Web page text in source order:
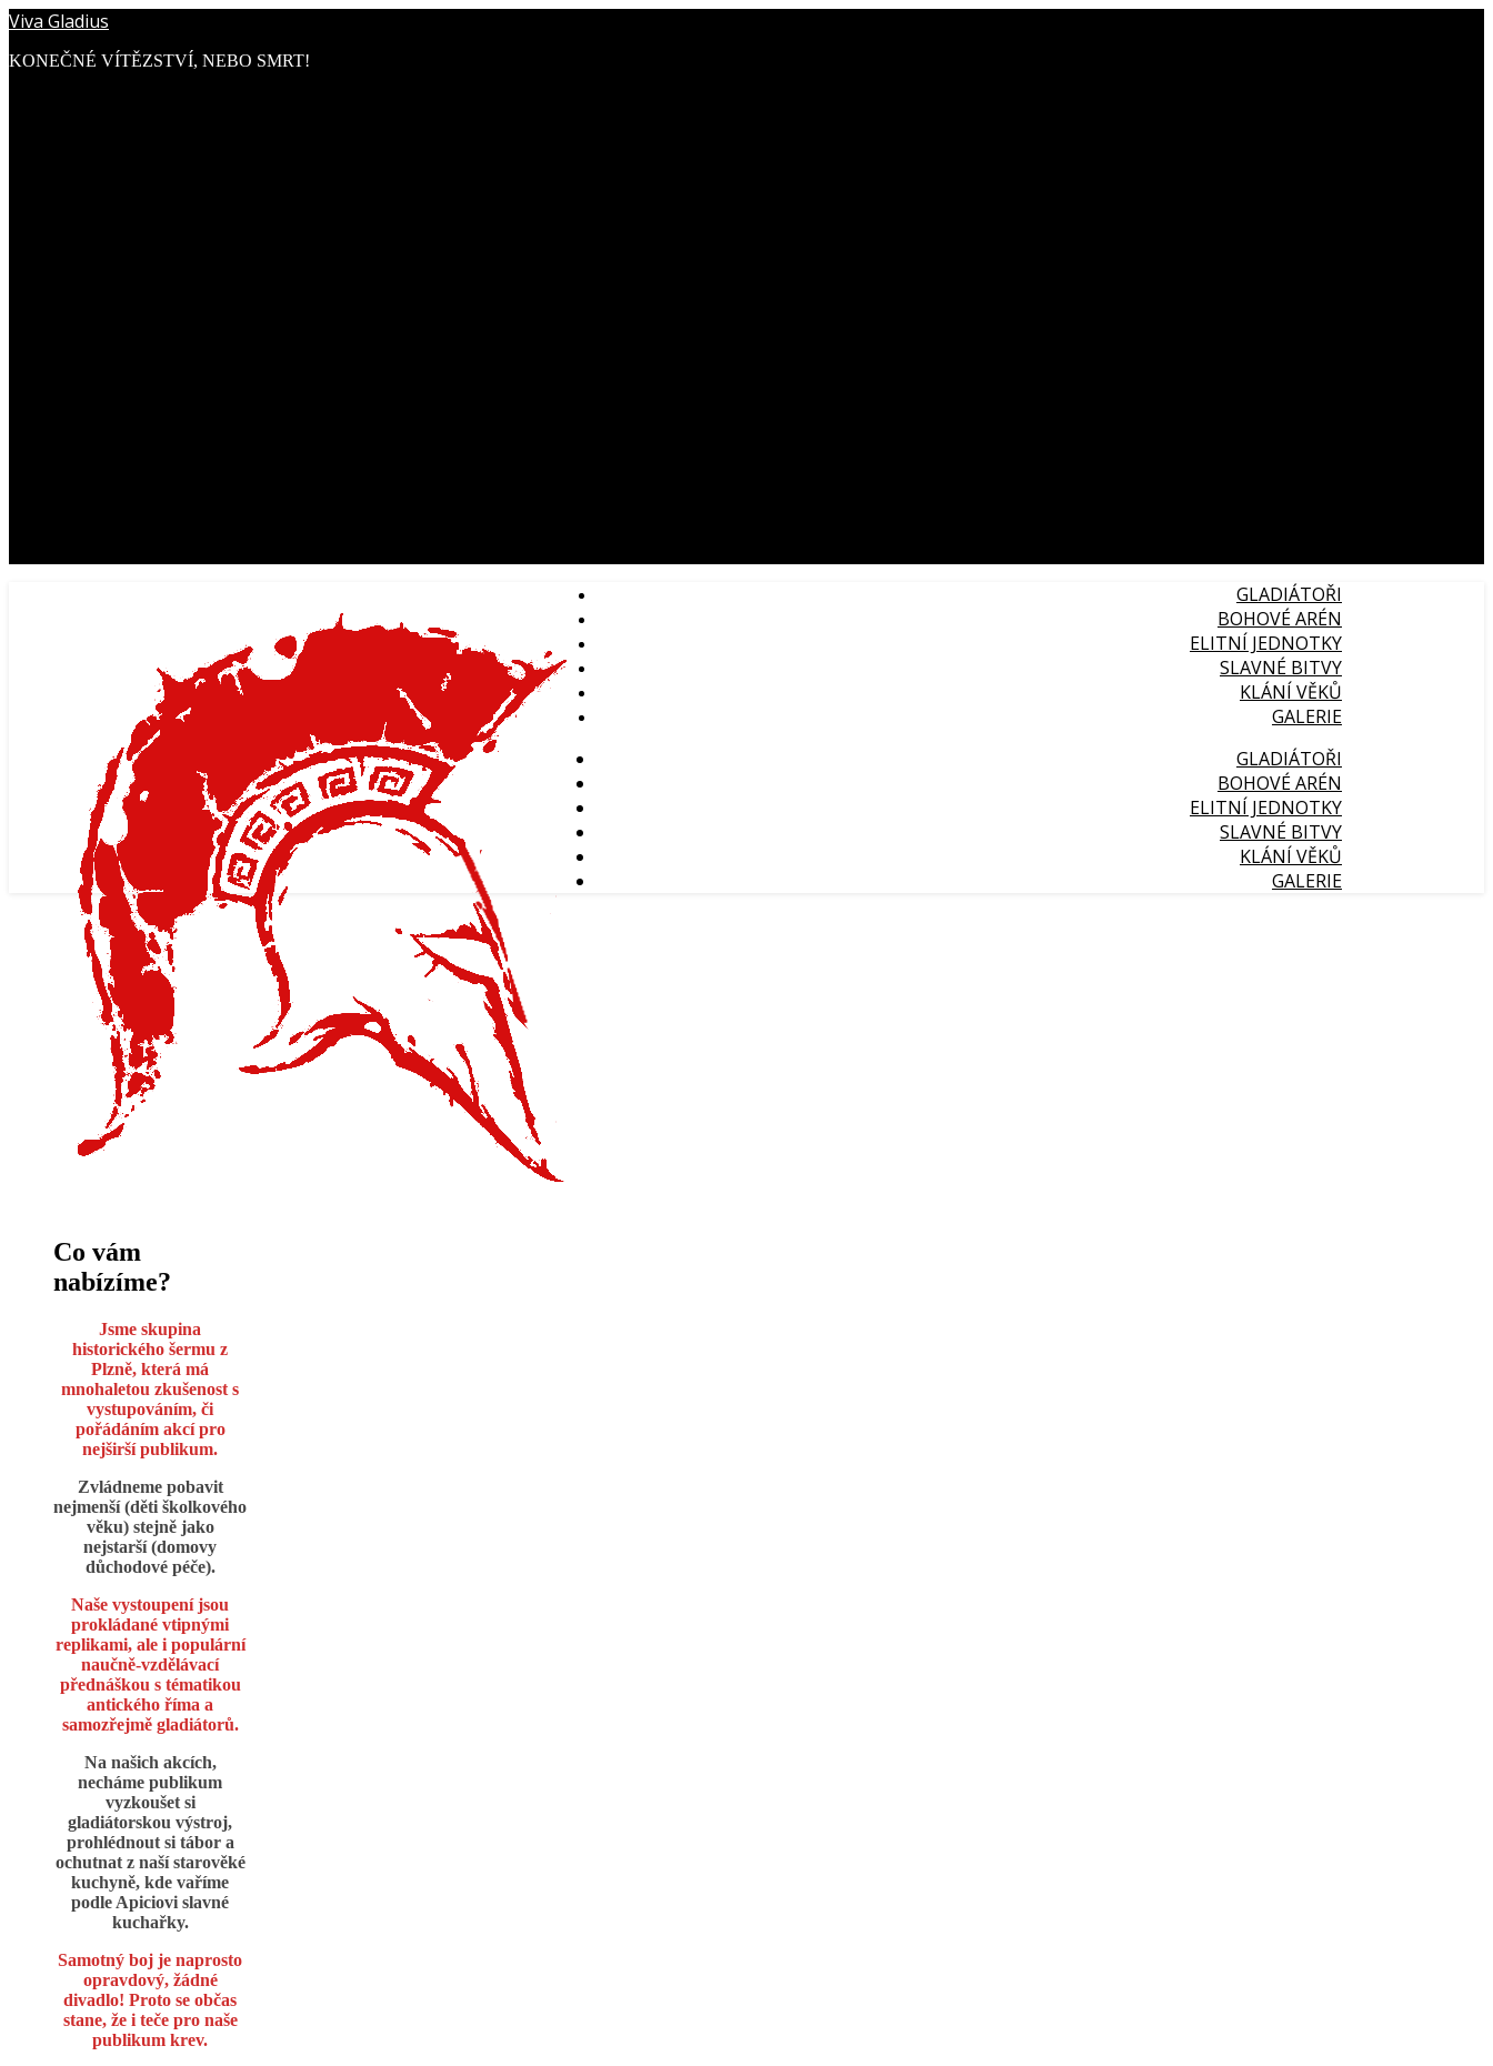
Viva Gladius
KONEČNÉ VÍTĚZSTVÍ, NEBO SMRT!
GLADIÁTOŘI
BOHOVÉ ARÉN
ELITNÍ JEDNOTKY
SLAVNÉ BITVY
KLÁNÍ VĚKŮ
GALERIE
GLADIÁTOŘI
BOHOVÉ ARÉN
ELITNÍ JEDNOTKY
SLAVNÉ BITVY
KLÁNÍ VĚKŮ
GALERIE
Co vám
nabízíme?
Jsme skupina
historického šermu z
Plzně, která má
mnohaletou zkušenost s
vystupováním, či
pořádáním akcí pro
nejširší publikum.
Zvládneme pobavit
nejmenší (děti školkového
věku) stejně jako
nejstarší (domovy
důchodové péče).
Naše vystoupení jsou
prokládané vtipnými
replikami, ale i populární
naučně-vzdělávací
přednáškou s tématikou
antického říma a
samozřejmě gladiátorů.
Na našich akcích,
necháme publikum
vyzkoušet si
gladiátorskou výstroj,
prohlédnout si tábor a
ochutnat z naší starověké
kuchyně, kde vaříme
podle Apiciovi slavné
kuchařky.
Samotný boj je naprosto
opravdový, žádné
divadlo! Proto se občas
stane, že i teče pro naše
publikum krev.